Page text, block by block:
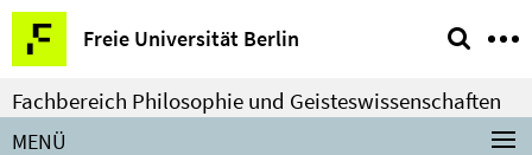
Springe
direkt
zu
Inhalt
Freie Universität Berlin
Service-
Navigation
Fachbereich Philosophie und Geisteswissenschaften
MENÜ